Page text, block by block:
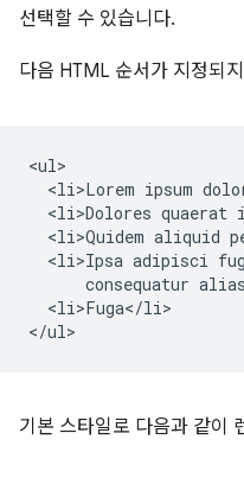
선택할 수 있습니다.
다음 HTML 순서가 지정되
<ul>
<li>Lorem ipsum
<li>Dolores quaerat
<li>Quidem aliquid
<li>Ipsa adipisci
consequatur
  <li>Fuga</li>
기본 스타일로 다음과 같이